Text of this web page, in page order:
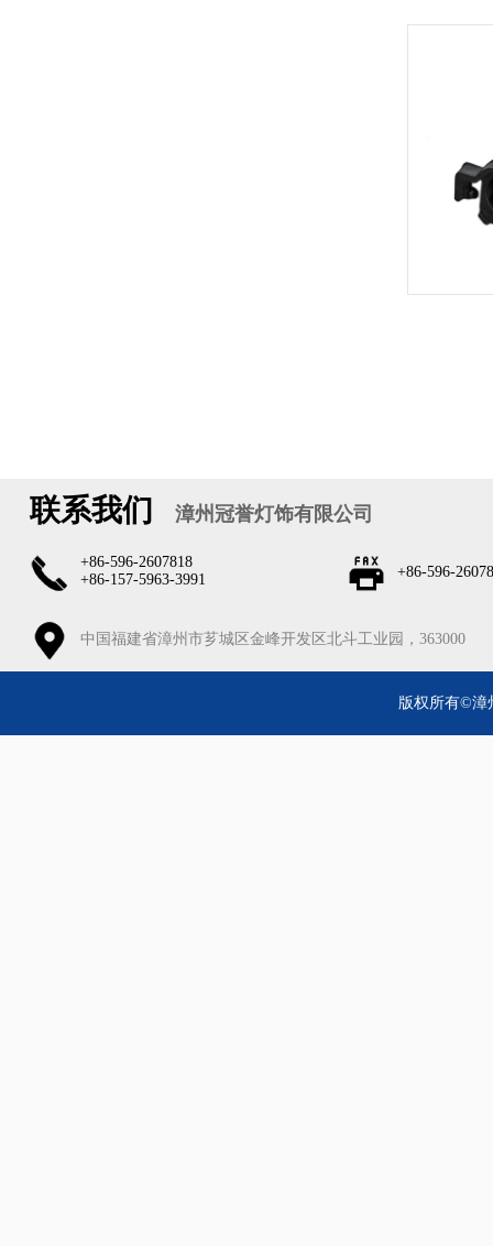
联系我们 漳州冠誉灯饰有限公司
+86-596-2607818
+86-157-5963-3991
+86-596-
中国福建省漳州市芗城区金峰开发区北斗工业园，363000
版权所有©